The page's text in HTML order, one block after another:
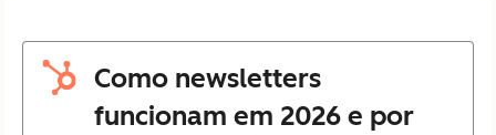
Como newsletters
funcionam em 2026 e por